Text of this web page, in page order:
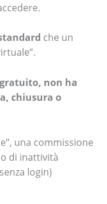
che un
non ha
chiusura o
una commissione
di inattività
login)